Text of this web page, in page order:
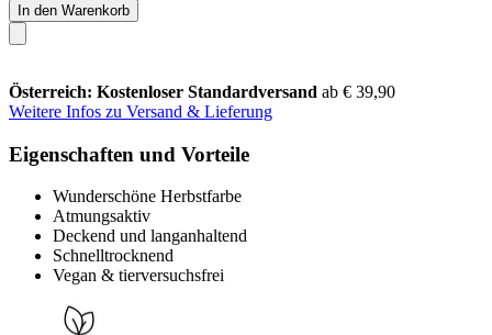
In den Warenkorb
Österreich: Kostenloser Standardversand ab € 39,90
Weitere Infos zu Versand & Lieferung
Eigenschaften und Vorteile
Wunderschöne Herbstfarbe
Atmungsaktiv
Deckend und langanhaltend
Schnelltrocknend
Vegan & tierversuchsfrei